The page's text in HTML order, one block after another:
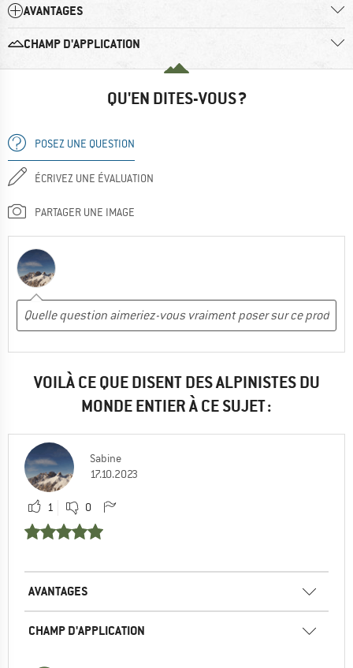
AVANTAGES
CHAMP D'APPLICATION
QU'EN DITES-VOUS ?
POSEZ UNE QUESTION
ÉCRIVEZ UNE ÉVALUATION
PARTAGER UNE IMAGE
VOILÀ CE QUE DISENT DES ALPINISTES DU
MONDE ENTIER À CE SUJET :
Sabine
17.10.2023
1 0
AVANTAGES
CHAMP D'APPLICATION